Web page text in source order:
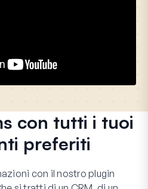
con tutti i tuoi
preferiti
con il nostro plugin